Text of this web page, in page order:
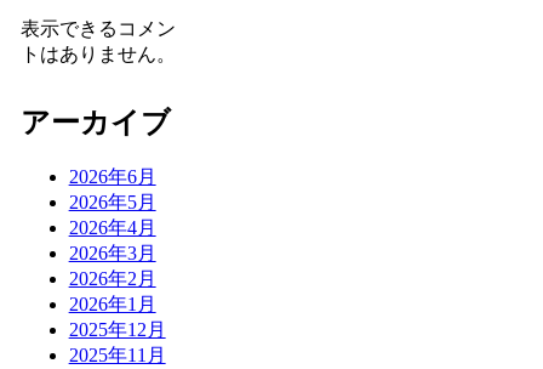
表示できるコメン
トはありません。
アーカイブ
2026年6月
2026年5月
2026年4月
2026年3月
2026年2月
2026年1月
2025年12月
2025年11月